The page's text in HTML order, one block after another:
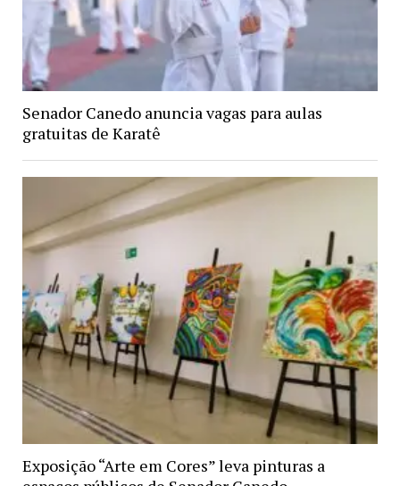
Senador Canedo anuncia vagas para aulas
gratuitas de Karatê
Exposição “Arte em Cores” leva pinturas a